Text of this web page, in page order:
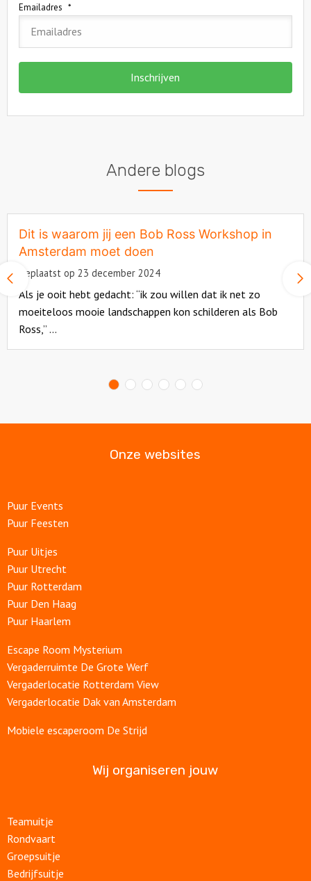
Emailadres *
Andere blogs
Vorige
slide
Dit is waarom jij een Bob Ross Workshop in
Amsterdam moet doen
Geplaatst op 23 december 2024
Als je ooit hebt gedacht: “ik zou willen dat ik net zo
moeiteloos mooie landschappen kon schilderen als Bob
Ross,” ...
Onze websites
Puur Events
Puur Feesten
Puur Uitjes
Puur Utrecht
Puur Rotterdam
Puur Den Haag
Puur Haarlem
Escape Room Mysterium
Vergaderruimte De Grote Werf
Vergaderlocatie Rotterdam View
Vergaderlocatie Dak van Amsterdam
Mobiele escaperoom De Strijd
Wij organiseren jouw
Teamuitje
Rondvaart
Groepsuitje
Bedrijfsuitje